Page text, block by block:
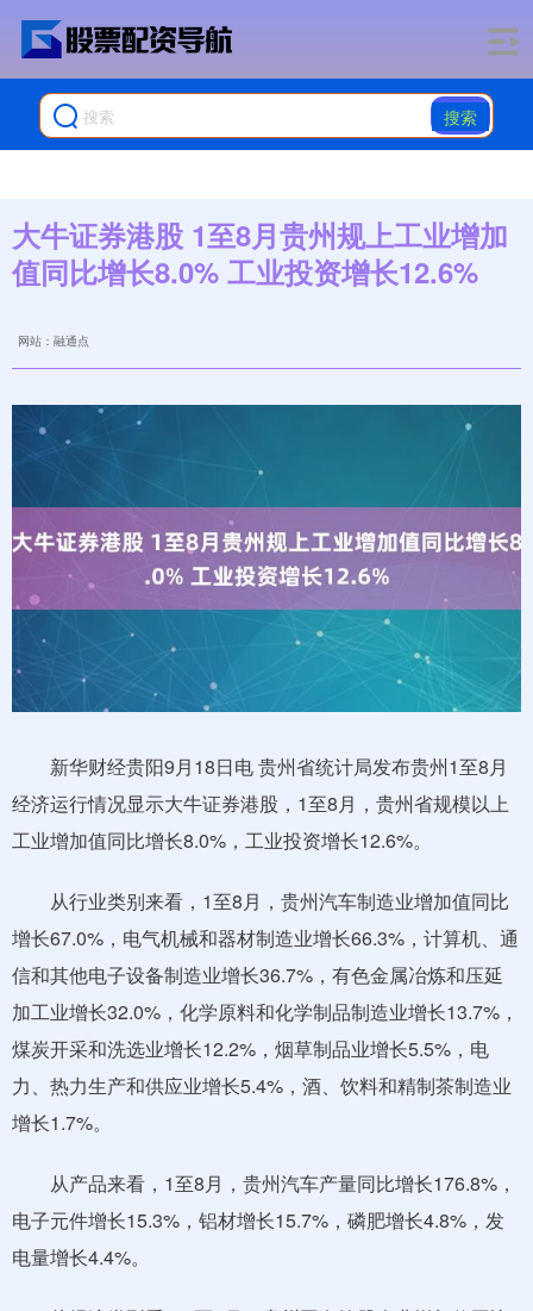
搜索
大牛证券港股 1至8月贵州规上工业增加
值同比增长8.0% 工业投资增长12.6%
网站：融通点
新华财经贵阳9月18日电 贵州省统计局发布贵州1至8月
经济运行情况显示大牛证券港股，1至8月，贵州省规模以上
工业增加值同比增长8.0%，工业投资增长12.6%。
从行业类别来看，1至8月，贵州汽车制造业增加值同比
增长67.0%，电气机械和器材制造业增长66.3%，计算机、通
信和其他电子设备制造业增长36.7%，有色金属冶炼和压延
加工业增长32.0%，化学原料和化学制品制造业增长13.7%，
煤炭开采和洗选业增长12.2%，烟草制品业增长5.5%，电
力、热力生产和供应业增长5.4%，酒、饮料和精制茶制造业
增长1.7%。
从产品来看，1至8月，贵州汽车产量同比增长176.8%，
电子元件增长15.3%，铝材增长15.7%，磷肥增长4.8%，发
电量增长4.4%。